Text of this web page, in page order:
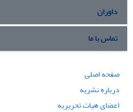
داوران
تماس با ما
صفحه اصلی
درباره نشریه
اعضای هیات تحریریه